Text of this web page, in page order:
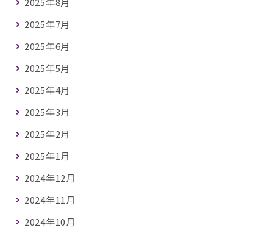
2025年7月
2025年6月
2025年5月
2025年4月
2025年3月
2025年2月
2025年1月
2024年12月
2024年11月
2024年10月